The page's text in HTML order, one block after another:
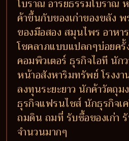
โบราณ อารยธรรมโบราณ
ค้าขึ้นกับของเก่าของขลัง พ
ของมือสอง สมุนไพร อาหา
โชคลาภแบบแปลกๆบ่อยครั้
คอมพิวเตอร์ ธุรกิจไอที นัก
หน้าอสังหาริมทรัพย์ โรงง
ลงทุนระยะยาว นักค้าวัตถุ
ธุรกิจแฟรนไชส์ นักธุรกิจเ
ถมดิน ถมที่ รับซื้อของเก่า
จำนวนมากๆ